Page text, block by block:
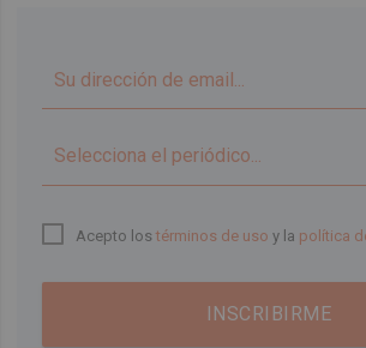
Acepto lostérminos de uso y la política
INSCRIBIRME